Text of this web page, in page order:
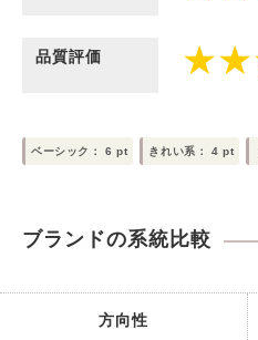
品質評価
ベーシック：6pt きれい系： 4 pt
ブランドの系統比較
方向性